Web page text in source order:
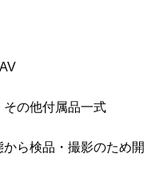
の他付属品一式
ら検品・撮影のため開